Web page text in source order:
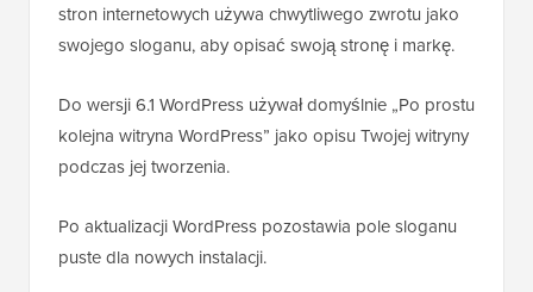
stron internetowych używa chwytliwego zwrotu jako
swojego sloganu, aby opisać swoją stronę i markę.
Do wersji 6.1 WordPress używał domyślnie „Po prostu
kolejna witryna WordPress” jako opisu Twojej witryny
podczas jej tworzenia.
Po aktualizacji WordPress pozostawia pole sloganu
puste dla nowych instalacji.